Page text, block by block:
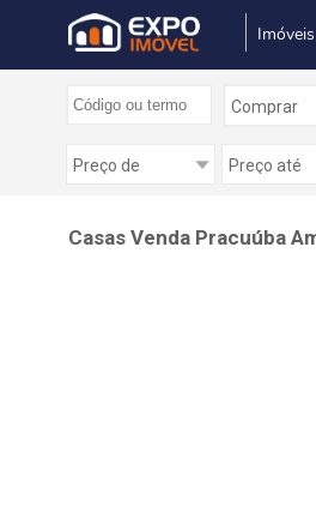
Casas Venda Pracuúba